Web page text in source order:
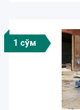
1 сўм